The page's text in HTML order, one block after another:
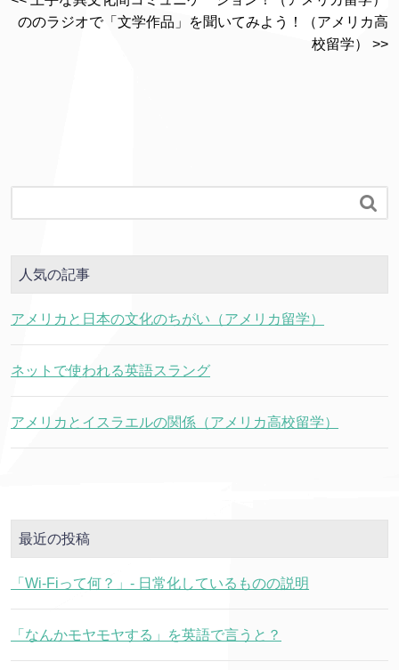
ののラジオで「文学作品」を聞いてみよう！（アメリカ高
校留学） >>

人気の記事
アメリカと日本の文化のちがい（アメリカ留学）
ネットで使われる英語スラング
アメリカとイスラエルの関係（アメリカ高校留学）
最近の投稿
「Wi-Fiって何？」- 日常化しているものの説明
「なんかモヤモヤする」を英語で言うと？